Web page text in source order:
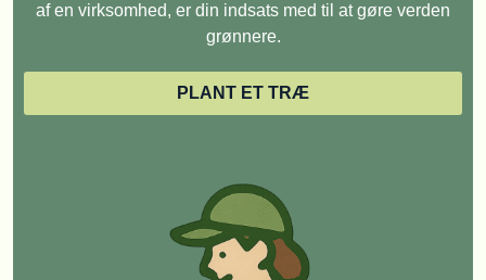
af en virksomhed, er din indsats med til at gøre verden
grønnere.
PLANT ET TRÆ